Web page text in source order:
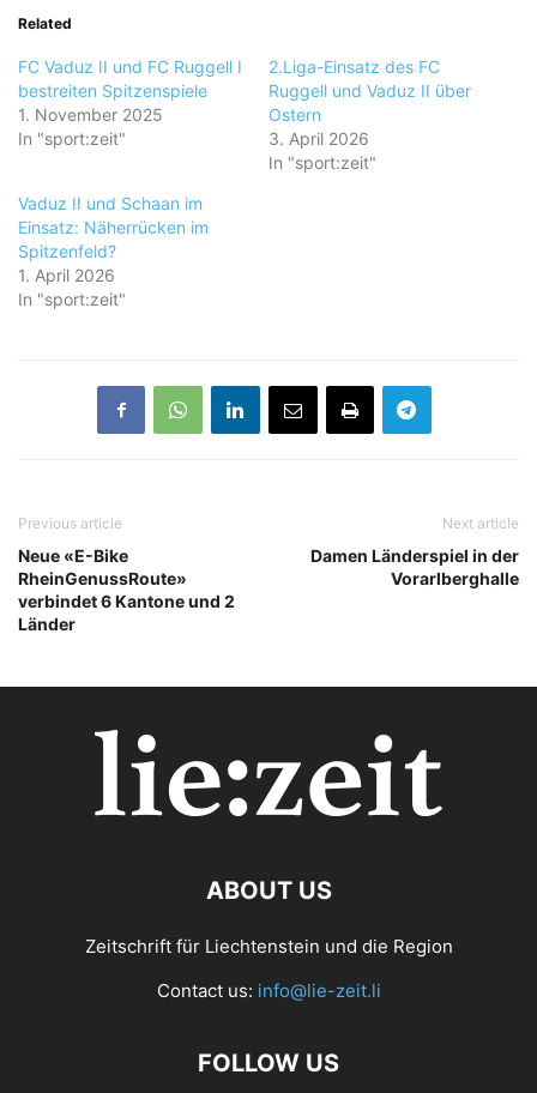
Related
FC Vaduz II und FC Ruggell I
bestreiten Spitzenspiele
1. November 2025
In "sport:zeit"
2.Liga-Einsatz des FC
Ruggell und Vaduz II über
Ostern
3. April 2026
In "sport:zeit"
Vaduz II und Schaan im
Einsatz: Näherrücken im
Spitzenfeld?
1. April 2026
In "sport:zeit"
Previous article
Neue «E-Bike
RheinGenussRoute»
verbindet 6 Kantone und 2
Länder
Next article
Damen Länderspiel in der
Vorarlberghalle
ABOUT US
Zeitschrift für Liechtenstein und die Region
Contact us: info@lie-zeit.li
FOLLOW US